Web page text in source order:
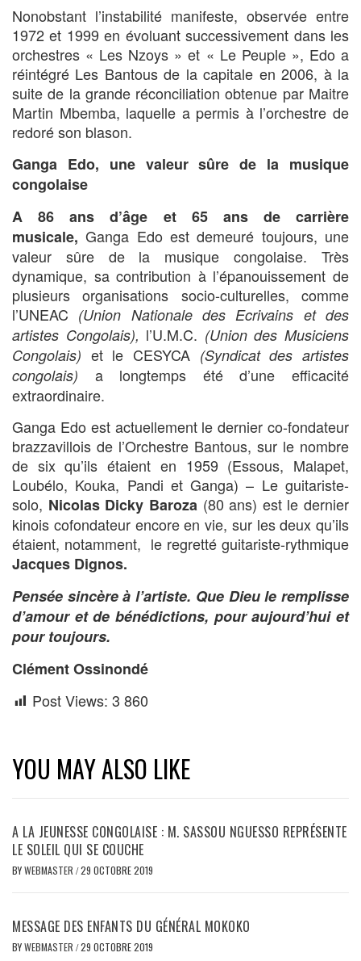
Nonobstant l’instabilité manifeste, observée entre
1972 et 1999 en évoluant successivement dans les
orchestres « Les Nzoys » et « Le Peuple », Edo a
réintégré Les Bantous de la capitale en 2006, à la
suite de la grande réconciliation obtenue par Maitre
Martin Mbemba, laquelle a permis à l’orchestre de
redoré son blason.
Ganga Edo, une valeur sûre de la musique
congolaise
A 86 ans d’âge et 65 ans de carrière
musicale,Ganga Edo est demeuré toujours, une
valeur sûre de la musique congolaise. Très
dynamique, sa contribution à l’épanouissement de
plusieurs organisations socio-culturelles, comme
l’UNEAC (Union Nationale des Ecrivains et des
artistes Congolais), l’U.M.C. (Union des Musiciens
Congolais) et le CESYCA (Syndicat des artistes
congolais) a longtemps été d’une efficacité
extraordinaire.
Ganga Edo est actuellement le dernier co-fondateur
brazzavillois de l’Orchestre Bantous, sur le nombre
de six qu’ils étaient en 1959 (Essous, Malapet,
Loubélo, Kouka, Pandi et Ganga) – Le guitariste-
solo, Nicolas Dicky Baroza (80 ans) est le dernier
kinois cofondateur encore en vie, sur les deux qu’ils
étaient, notamment, le regretté guitariste-rythmique
Jacques Dignos.
Pensée sincère à l’artiste. Que Dieu le remplisse
d’amour et de bénédictions, pour aujourd’hui et
pour toujours.
Clément Ossinondé
Post Views: 3 860
YOU MAY ALSO LIKE
A LA JEUNESSE CONGOLAISE : M. SASSOU NGUESSO REPRÉSENTE
LE SOLEIL QUI SE COUCHE
BYWEBMASTER /29 OCTOBRE 2019
MESSAGE DES ENFANTS DU GÉNÉRAL MOKOKO
BYWEBMASTER /29 OCTOBRE 2019